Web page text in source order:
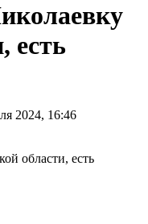
есть
2024, 16:46